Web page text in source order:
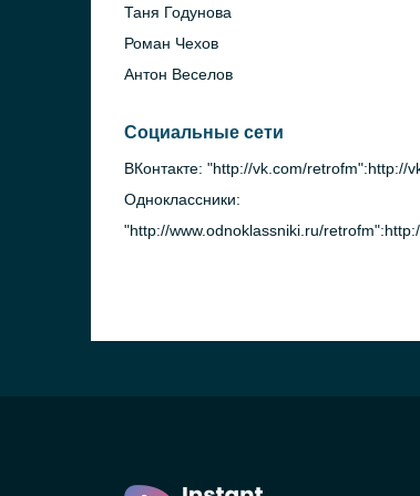
Таня Годунова
Роман Чехов
Антон Веселов
Социальные сети
ВКонтакте: "http://vk.com/retrofm":http://
Одноклассники:
"http://www.odnoklassniki.ru/